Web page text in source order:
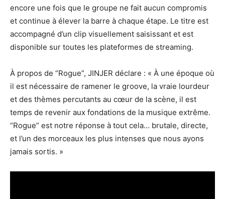
encore une fois que le groupe ne fait aucun compromis
et continue à élever la barre à chaque étape. Le titre est
accompagné d’un clip visuellement saisissant et est
disponible sur toutes les plateformes de streaming.
À propos de “Rogue”, JINJER déclare : « À une époque où
il est nécessaire de ramener le groove, la vraie lourdeur
et des thèmes percutants au cœur de la scène, il est
temps de revenir aux fondations de la musique extrême.
“Rogue” est notre réponse à tout cela… brutale, directe,
et l’un des morceaux les plus intenses que nous ayons
jamais sortis. »